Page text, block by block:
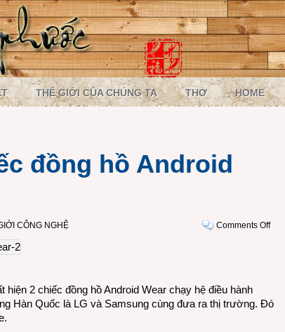
THẾ GIỚI CỦA CHÚNG TA THƠ HOME
đồng hồ Android
CÔNG NGHỆ Comments Offon
đồng
2 chiếc đồng hồ Android Wear chạy hệ điều hành
Hàn Quốc là LG và Samsung cùng đưa ra thị trường. Đó